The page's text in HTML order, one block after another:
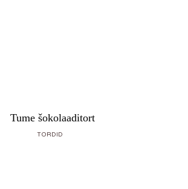
Tume šokolaaditort
TORDID